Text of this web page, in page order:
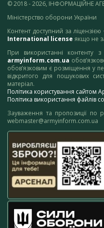
© 2018 - 2026, ІНФОРМАЦІЙНЕ
Міністерство оборони України
Контент доступний за ліцензією
International license якщо не
При використанні контенту
armyinform.com.ua
обов’язковим є розміщення у
відкритого для пошукових
матеріал.
Політика користування сайтом
Політика використання файлів
Зауваження та пропозиції по
webmaster@armyinform.com.ua